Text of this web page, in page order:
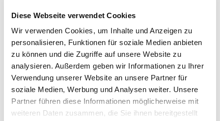
Diese Webseite verwendet Cookies
Wir verwenden Cookies, um Inhalte und Anzeigen zu
personalisieren, Funktionen für soziale Medien anbieten
zu können und die Zugriffe auf unsere Website zu
analysieren. Außerdem geben wir Informationen zu Ihrer
Verwendung unserer Website an unsere Partner für
soziale Medien, Werbung und Analysen weiter. Unsere
Partner führen diese Informationen möglicherweise mit
weiteren Daten zusammen, die Sie ihnen bereitgestellt